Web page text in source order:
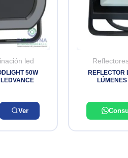
led
50W
Ver
REFLECTOR